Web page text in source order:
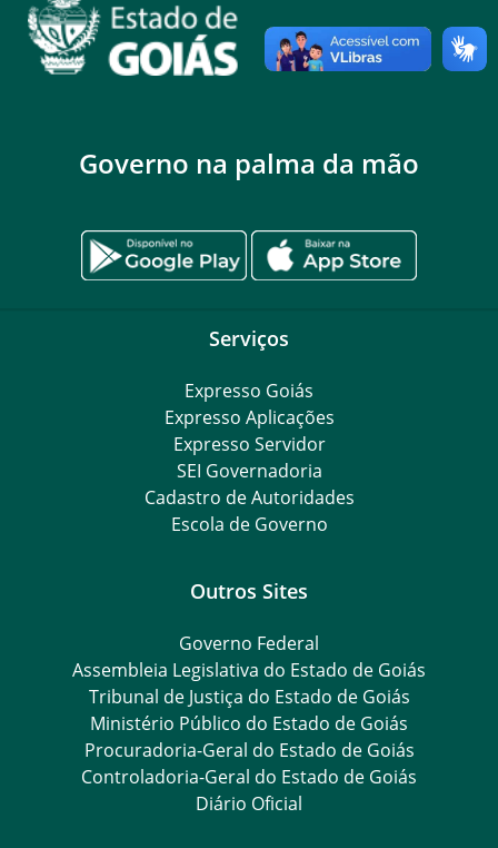
Governo na palma da mão
Serviços
Expresso Goiás
Expresso Aplicações
Expresso Servidor
SEI Governadoria
Cadastro de Autoridades
Escola de Governo
Outros Sites
Governo Federal
Assembleia Legislativa do Estado de Goiás
Tribunal de Justiça do Estado de Goiás
Ministério Público do Estado de Goiás
Procuradoria-Geral do Estado de Goiás
Controladoria-Geral do Estado de Goiás
Diário Oficial